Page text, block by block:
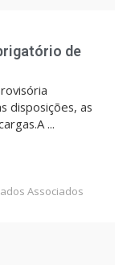
de
disposições, as
...
Associados